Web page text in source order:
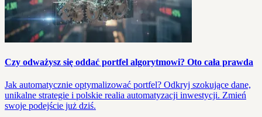
Czy odważysz się oddać portfel algorytmowi? Oto cała prawda
Jak automatycznie optymalizować portfel? Odkryj szokujące dane,
unikalne strategie i polskie realia automatyzacji inwestycji. Zmień
swoje podejście już dziś.